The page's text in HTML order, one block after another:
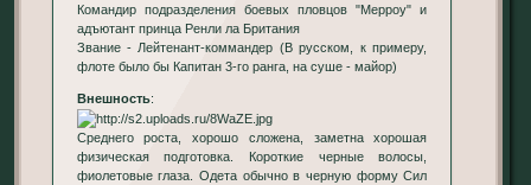
Командир подразделения боевых пловцов "Мерроу" и
адъютант принца Ренли ла Британия
Звание - Лейтенант-коммандер (В русском, к примеру,
флоте было бы Капитан 3-го ранга, на суше - майор)
Внешность:
Среднего роста, хорошо сложена, заметна хорошая
физическая подготовка. Короткие черные волосы,
фиолетовые глаза. Одета обычно в черную форму Сил